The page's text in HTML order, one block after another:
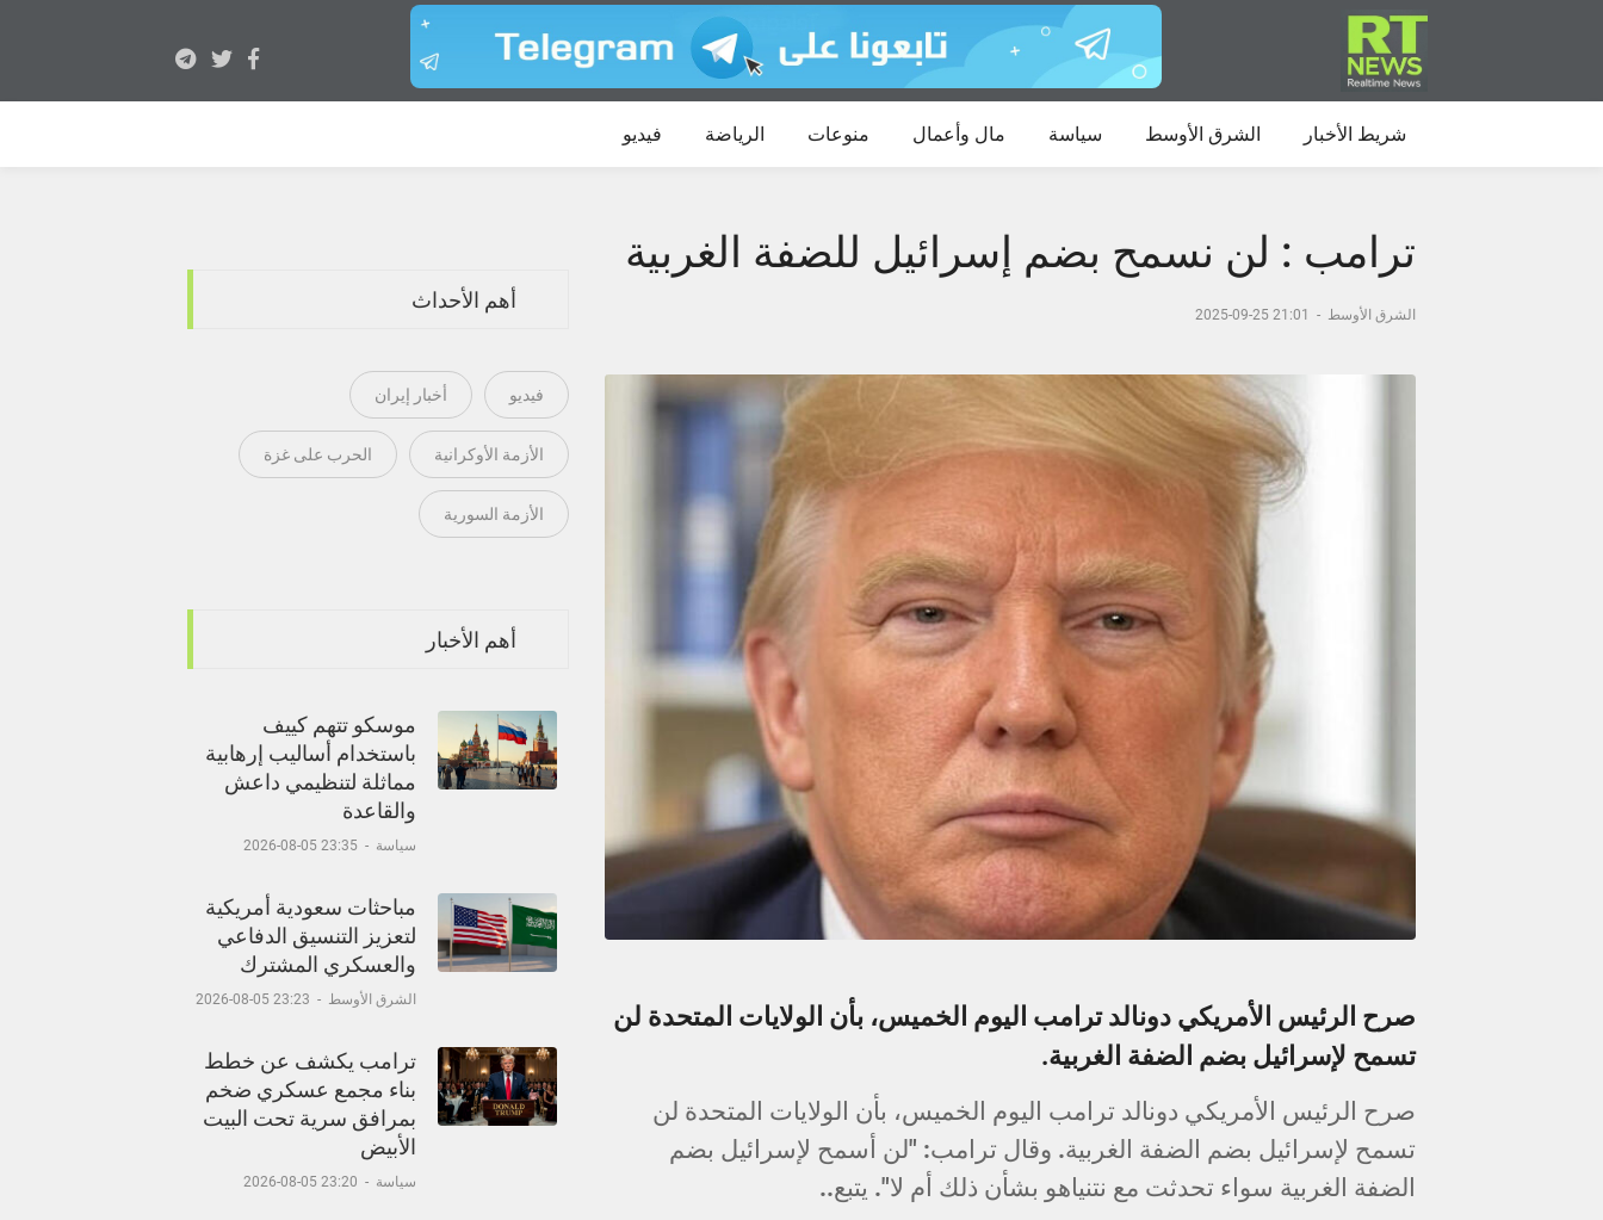
شريط الأخبار الشرق الأوسط سياسة مال وأعمال منوعات الرياضة فيديو
ترامب : لن نسمح بضم إسرائيل للضفة الغربية
الشرق الأوسط -
21:01 25-09-2025
صرح الرئيس الأمريكي دونالد ترامب اليوم الخميس، بأن الولايات المتحدة لن
تسمح لإسرائيل بضم الضفة الغربية.
صرح الرئيس الأمريكي دونالد ترامب اليوم الخميس، بأن الولايات المتحدة لن
تسمح لإسرائيل بضم الضفة الغربية. وقال ترامب: "لن أسمح لإسرائيل بضم
الضفة الغربية سواء تحدثت مع نتنياهو بشأن ذلك أم لا". يتبع..
أهم الأحداث
فيديو أخبار إيران
الأزمة الأوكرانية الحرب على غزة
الأزمة السورية
أهم الأخبار
موسكو تتهم كييف
باستخدام أساليب إرهابية
مماثلة لتنظيمي داعش
والقاعدة
سياسة -
23:35 05-08-2026
مباحثات سعودية أمريكية
لتعزيز التنسيق الدفاعي
والعسكري المشترك
الشرق الأوسط -
23:23 05-08-2026
ترامب يكشف عن خطط
بناء مجمع عسكري ضخم
بمرافق سرية تحت البيت
الأبيض
سياسة -
23:20 05-08-2026